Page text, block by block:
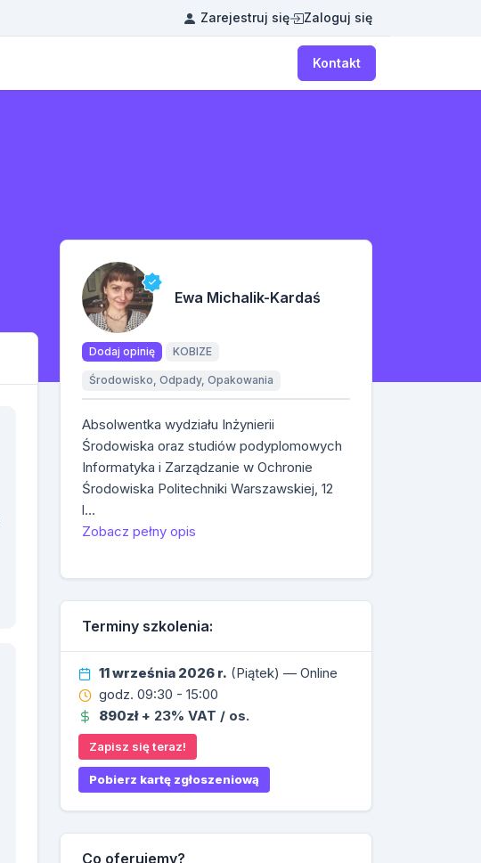
Zarejestruj się Zaloguj się
Kontakt
Ewa Michalik-Kardaś
Dodaj opinię KOBIZE
Środowisko, Odpady, Opakowania
Absolwentka wydziału Inżynierii
Środowiska oraz studiów podyplomowych
Informatyka i Zarządzanie w Ochronie
Środowiska Politechniki Warszawskiej, 12
l…
Zobacz pełny opis
Terminy szkolenia:
11 września 2026 r. (Piątek) — Online
godz. 09:30 - 15:00
890zł+ 23% VAT / os.
Zapisz się teraz!
Pobierz kartę zgłoszeniową
Co oferujemy?